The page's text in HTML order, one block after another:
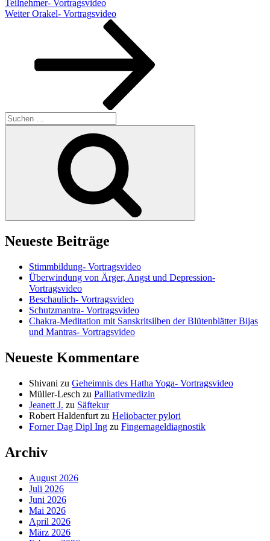
Teilnehmer- Vortragsvideo
Nächster
Weiter Orakel- Vortragsvideo
Suchen
nach:
Neueste Beiträge
Stimmbildung- Vortragsvideo
Überwindung von Ärger, Angst und Depression-
Vortragsvideo
Beschaulich- Vortragsvideo
Schutzmantra- Vortragsvideo
Chakra-Meditation mit Sanskritsilben der Blütenblätter Bijas
und Mantras- Vortragsvideo
Neueste Kommentare
Shivani zu Geheimnis des Hatha Yoga- Vortragsvideo
Müller-Lesch zu Palliativmedizin
Jeanett J. zu Säftekur
Robert Haldenfurt zu Heliobacter pylori
Forner Dag Dipl Ing zu Fingernageldiagnostik
Archiv
August 2026
Juli 2026
Juni 2026
Mai 2026
April 2026
März 2026